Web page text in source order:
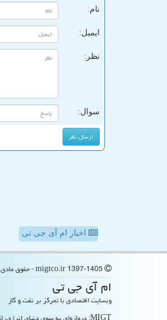
نام:
ایمیل:
نظر:
سوال:
اخبار ام آی جی تی
ام آی جی تی
وبسایت اقتصادی با تمرکز بر نفت و گاز